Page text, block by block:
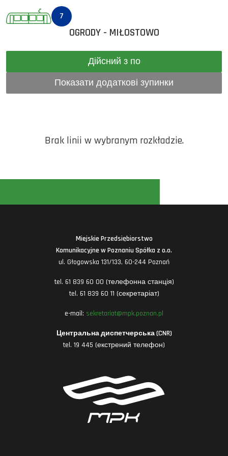
7
OGRODY - MIŁOSTOWO
Дійсний з по
Показати додаткові зупинки
Brak linii w wybranym rozkładzie.
Miejskie Przedsiębiorstwo
Komunikacyjne w Poznaniu Spółka z o.o.
ul. Głogowska 131/133, 60-244 Poznań
tel. 61 839 60 00 (телефонна станція)
tel. 61 839 60 11 (секретаріат)
e-mail: sekretariat@mpk.poznan.pl
Центральна диспетчерська (CNR)
tel. 19 445 (екстрений телефон)